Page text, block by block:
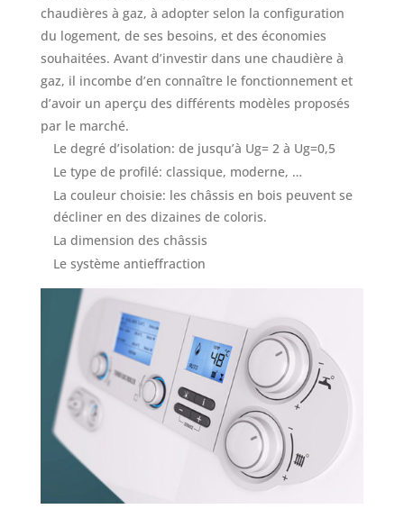
chaudières à gaz, à adopter selon la configuration
du logement, de ses besoins, et des économies
souhaitées. Avant d’investir dans une chaudière à
gaz, il incombe d’en connaître le fonctionnement et
d’avoir un aperçu des différents modèles proposés
par le marché.
Le degré d’isolation: de jusqu’à Ug= 2 à Ug=0,5
Le type de profilé: classique, moderne, …
La couleur choisie: les châssis en bois peuvent se
décliner en des dizaines de coloris.
La dimension des châssis
Le système antieffraction